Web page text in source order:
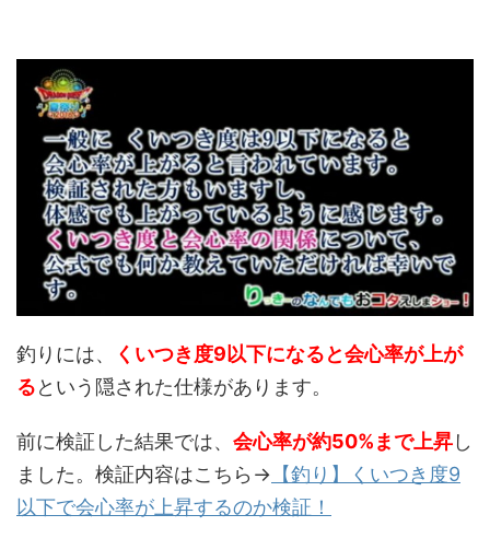
釣りには、
くいつき度9以下になると会心率が上が
るという隠された仕様があります。
前に検証した結果では、 会心率が約50%まで上昇し
ました。検証内容はこちら→ 【釣り】くいつき度9
以下で会心率が上昇するのか検証！